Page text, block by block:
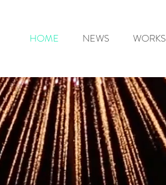
HOME NEWS WORKS